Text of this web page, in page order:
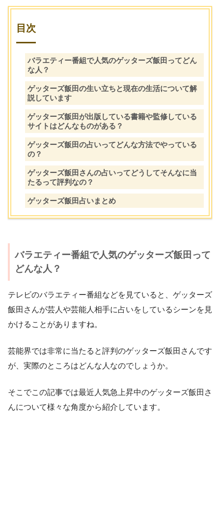
目次
バラエティー番組で人気のゲッターズ飯田ってどん
な人？
ゲッターズ飯田の生い立ちと現在の生活について解
説しています
ゲッターズ飯田が出版している書籍や監修している
サイトはどんなものがある？
ゲッターズ飯田の占いってどんな方法でやっている
の？
ゲッターズ飯田さんの占いってどうしてそんなに当
たるって評判なの？
ゲッターズ飯田占いまとめ
バラエティー番組で人気のゲッターズ飯田って
どんな人？
テレビのバラエティー番組などを見ていると、ゲッターズ
飯田さんが芸人や芸能人相手に占いをしているシーンを見
かけることがありますね。
芸能界では非常に当たると評判のゲッターズ飯田さんです
が、実際のところはどんな人なのでしょうか。
そこでこの記事では最近人気急上昇中のゲッターズ飯田さ
んについて様々な角度から紹介しています。